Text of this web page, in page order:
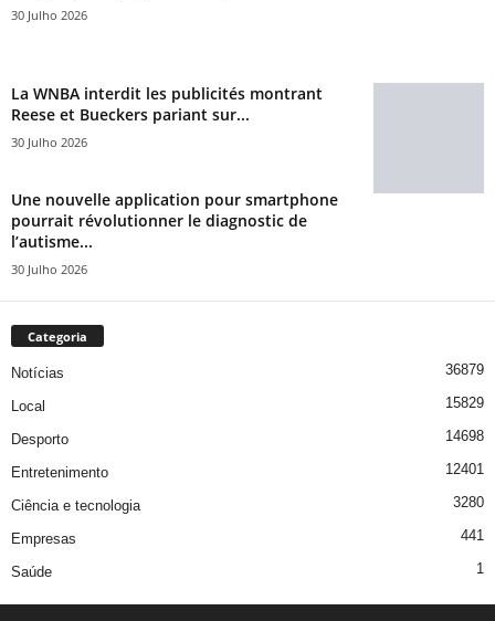
30 Julho 2026
La WNBA interdit les publicités montrant
Reese et Bueckers pariant sur...
30 Julho 2026
Une nouvelle application pour smartphone
pourrait révolutionner le diagnostic de
l’autisme...
30 Julho 2026
Categoria
Notícias 36879
Local 15829
Desporto 14698
Entretenimento 12401
Ciência e tecnologia 3280
Empresas 441
Saúde 1